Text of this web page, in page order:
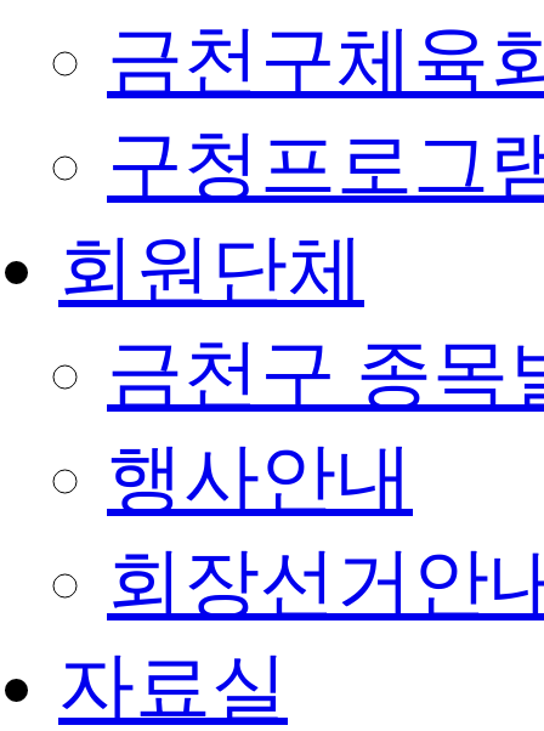
금천구체육
구청프로그
회원단체
금천구 종목
행사안내
회장선거안
자료실